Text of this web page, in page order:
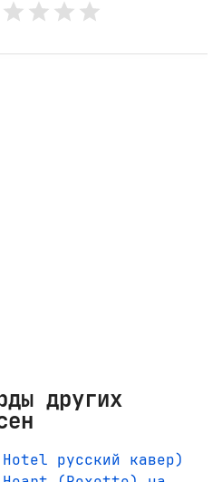
других
русский кавер)